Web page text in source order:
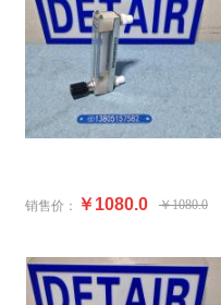
销售价： ￥1080.0 ￥1080.0